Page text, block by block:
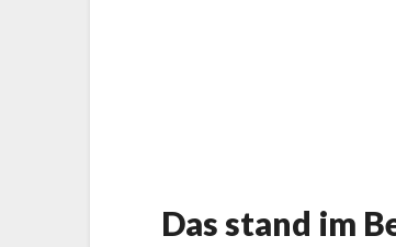
Das stand im